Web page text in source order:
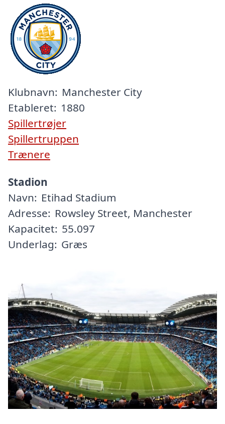
Klubnavn: Manchester City
Etableret: 1880
Spillertrøjer
Spillertruppen
Trænere
Stadion
Navn: Etihad Stadium
Adresse: Rowsley Street, Manchester
Kapacitet: 55.097
Underlag: Græs